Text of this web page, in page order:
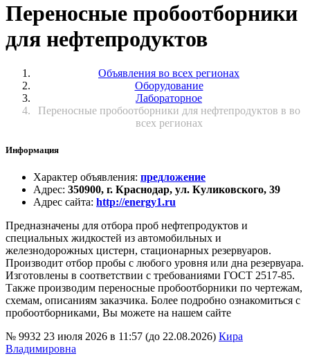
Переносные пробоотборники
для нефтепродуктов
Объявления во всех регионах
Оборудование
Лабораторное
Переносные пробоотборники для нефтепродуктов в во
всех регионах
Информация
Характер объявления: предложение
Адрес: 350900, г. Краснодар, ул. Куликовского, 39
Адрес сайта: http://energy1.ru
Предназначены для отбора проб нефтепродуктов и
специальных жидкостей из автомобильных и
железнодорожных цистерн, стационарных резервуаров.
Производит отбор пробы с любого уровня или дна резервуара.
Изготовлены в соответствии с требованиями ГОСТ 2517-85.
Также производим переносные пробоотборники по чертежам,
схемам, описаниям заказчика. Более подробно ознакомиться с
пробоотборниками, Вы можете на нашем сайте
№ 9932 23 июля 2026 в 11:57 (до 22.08.2026) Кира
Владимировна